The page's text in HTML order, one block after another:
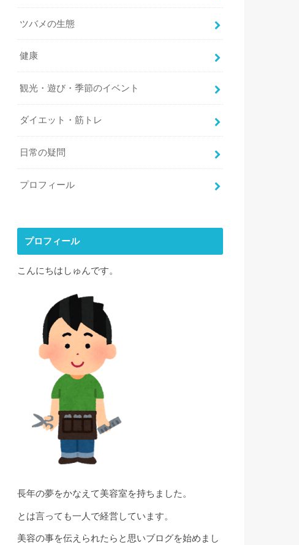
ツバメの生態
健康
観光・遊び・季節のイベント
ダイエット・筋トレ
日常の疑問
プロフィール
プロフィール
こんにちはしゅんです。
長年の夢をかなえて美容室を持ちました。
とは言っても一人で経営しています。
美容の事を伝えられたらと思いブログを始めまし